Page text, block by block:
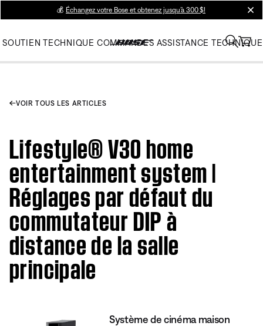
💰 Échangez votre Bose et obtenez jusqu’à 300 $!
SOUTIEN TECHNIQUE COMMANDES ASSISTANCE TECHNIQUE
VOIR TOUS LES ARTICLES
Lifestyle® V30 home
entertainment system |
Réglages par défaut du
commutateur DIP à
distance de la salle
principale
Système de cinéma maison